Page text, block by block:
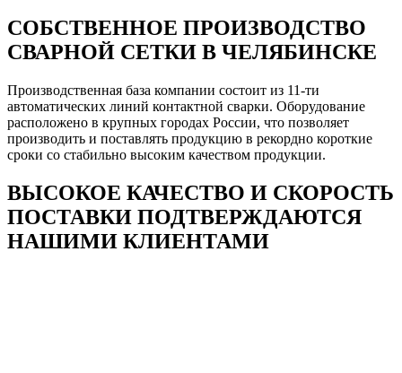
СОБСТВЕННОЕ ПРОИЗВОДСТВО
СВАРНОЙ СЕТКИ В ЧЕЛЯБИНСКЕ
Производственная база компании состоит из 11-ти
автоматических линий контактной сварки. Оборудование
расположено в крупных городах России, что позволяет
производить и поставлять продукцию в рекордно короткие
сроки со стабильно высоким качеством продукции.
ВЫСОКОЕ КАЧЕСТВО И СКОРОСТЬ
ПОСТАВКИ ПОДТВЕРЖДАЮТСЯ
НАШИМИ КЛИЕНТАМИ